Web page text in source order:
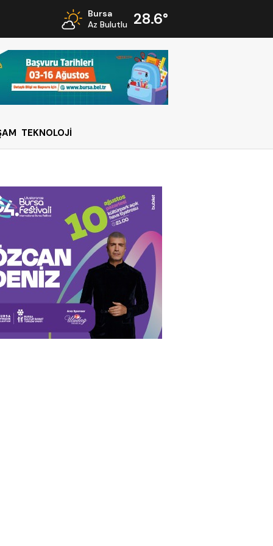
Bursa
Az Bulutlu
28.6°
TEKNOLOJİ